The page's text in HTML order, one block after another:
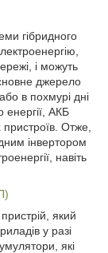
гібридного
і можуть
джерело
в похмурі дні
енергії, АКБ
Отже,
інвертором
навіть
який
у разі
які